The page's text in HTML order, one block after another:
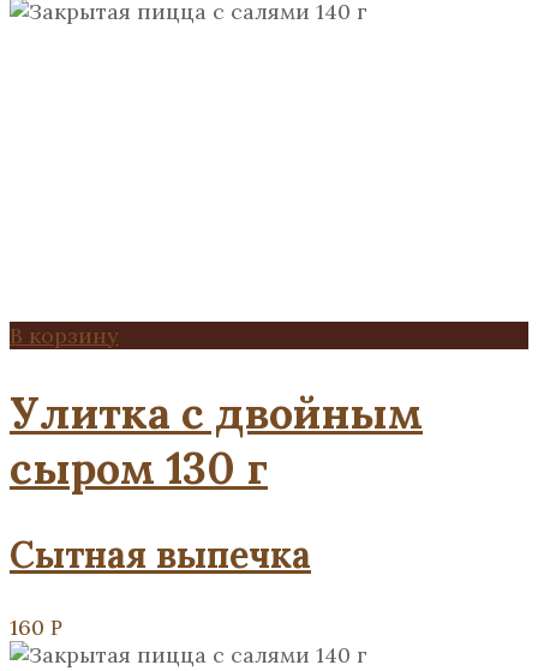
В корзину
Улитка с двойным
сыром 130 г
Сытная выпечка
160 Р